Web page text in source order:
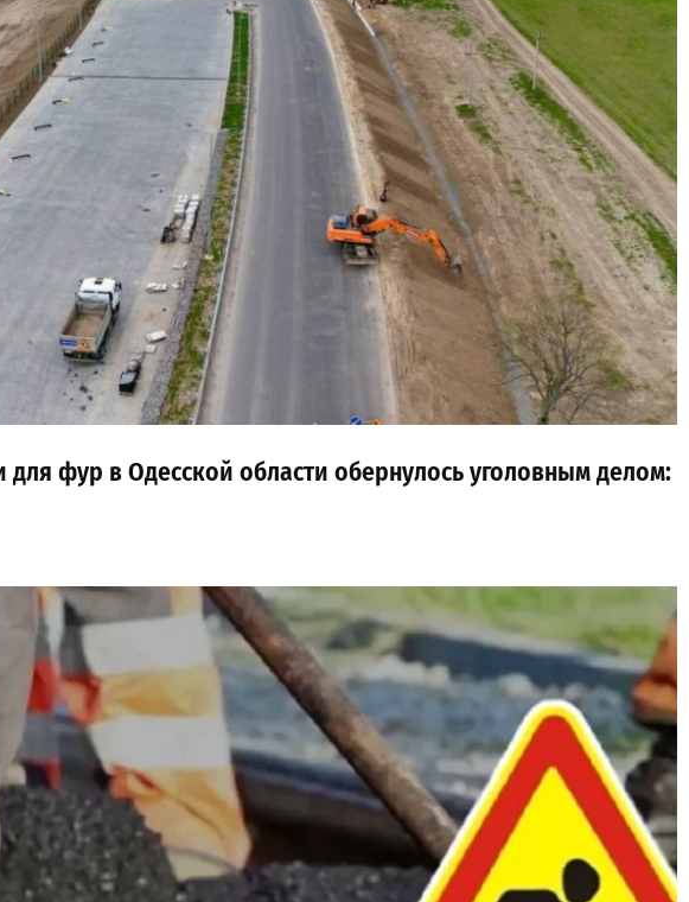
для фур в Одесской области обернулось уголовным делом: